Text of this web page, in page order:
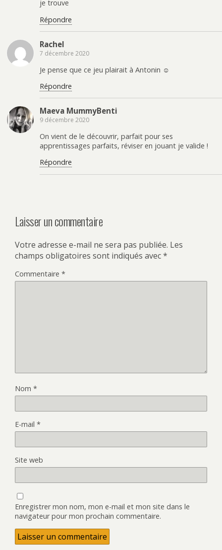
je trouve
Répondre
Rachel
7 décembre 2020
Je pense que ce jeu plairait à Antonin ☺️
Répondre
Maeva MummyBenti
9 décembre 2020
On vient de le découvrir, parfait pour ses
apprentissages parfaits, réviser en jouant je valide !
Répondre
Laisser un commentaire
Votre adresse e-mail ne sera pas publiée. Les
champs obligatoires sont indiqués avec*
Commentaire *
Nom *
E-mail *
Site web
Enregistrer mon nom, mon e-mail et mon site dans le
navigateur pour mon prochain commentaire.